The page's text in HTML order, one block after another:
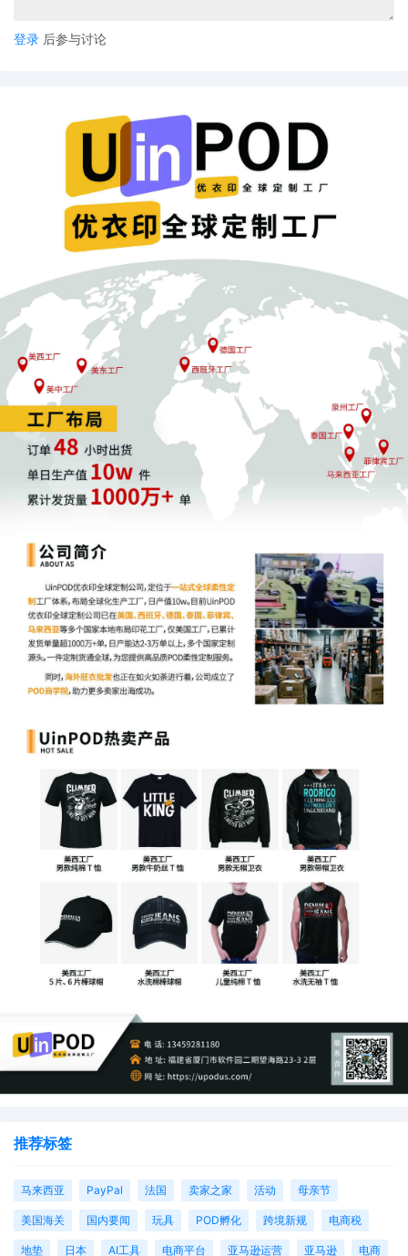
登录 后参与讨论
推荐标签
马来西亚 PayPal 法国 卖家之家 活动 母亲节
美国海关 国内要闻 玩具 POD孵化 跨境新规 电商税
地垫 日本 AI工具 电商平台 亚马逊运营 亚马逊 电商